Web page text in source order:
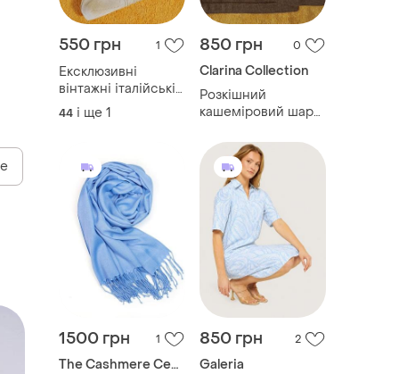
550 грн 1
Ексклюзивні
вінтажні італійські
чоловічі шкарпетки
club (італія)
44 і ще 1
850 грн 0
Clarina Collection
Розкішний
кашеміровий шарф
натурального
кашеміру
1500 грн 1
The Cashmere Centre
850 грн 2
Galeria